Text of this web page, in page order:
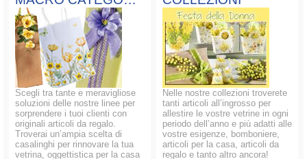
Scegli tra tante e meravigliose
soluzioni delle nostre linee per
sorprendere i tuoi clienti con
originali articoli da regalo.
Troverai un’ampia scelta di
casalinghi per rinnovare la tua
vetrina, oggettistica per la casa
Nelle nostre collezioni troverete
tanti articoli all’ingrosso per
allestire le vostre vetrine in ogni
periodo dell’anno e più adatti alle
vostre esigenze, bomboniere,
articoli per la casa, articoli da
regalo e tanto altro ancora!